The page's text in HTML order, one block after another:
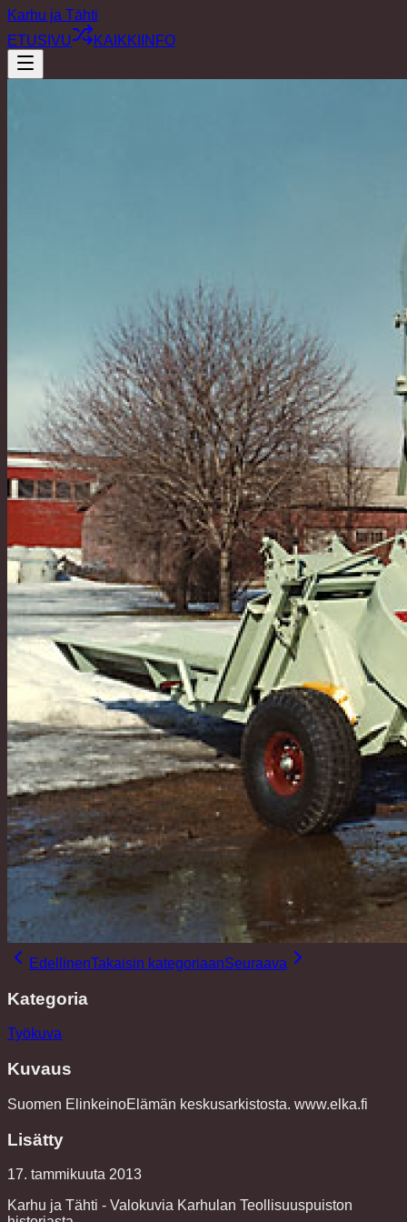
Karhu ja Tähti
ETUSIVU
KAIKKI INFO
EdellinenTakaisin kategoriaanSeuraava
Kategoria
Työkuva
Kuvaus
Suomen ElinkeinoElämän keskusarkistosta. www.elka.fi
Lisätty
17. tammikuuta 2013
Karhu ja Tähti - Valokuvia Karhulan Teollisuuspuiston